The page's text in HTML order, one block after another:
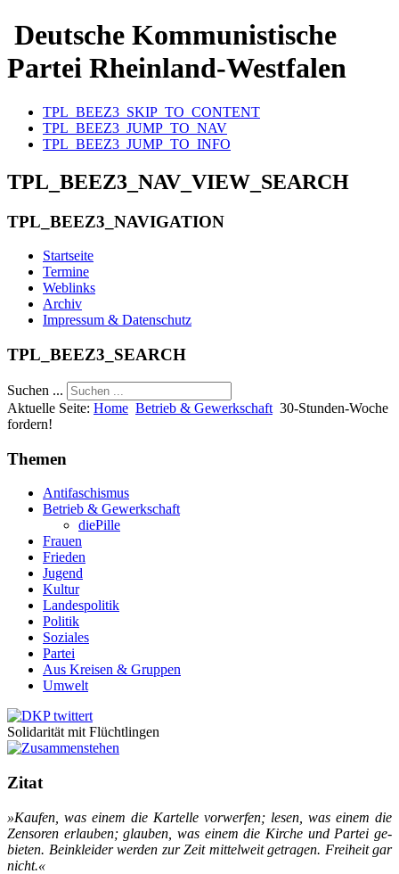
Deutsche Kommunistische
Partei Rheinland-Westfalen
TPL_BEEZ3_SKIP_TO_CONTENT
TPL_BEEZ3_JUMP_TO_NAV
TPL_BEEZ3_JUMP_TO_INFO
TPL_BEEZ3_NAV_VIEW_SEARCH
TPL_BEEZ3_NAVIGATION
Startseite
Termine
Weblinks
Archiv
Impressum & Datenschutz
TPL_BEEZ3_SEARCH
Suchen ...
Aktuelle Seite: Home Betrieb & Gewerkschaft 30-Stunden-Woche
fordern!
Themen
Antifaschismus
Betrieb & Gewerkschaft
diePille
Frauen
Frieden
Jugend
Kultur
Landespolitik
Politik
Soziales
Partei
Aus Kreisen & Gruppen
Umwelt
Solidarität mit Flüchtlingen
Zitat
»Kau­fen, was ei­nem die Kar­tel­le vor­wer­fen; le­sen, was ei­nem die
Zen­so­ren er­lau­ben; glau­ben, was ei­nem die Kir­che und Par­tei ge­
bie­ten. Bein­klei­der wer­den zur Zeit mit­tel­weit ge­tra­gen. Frei­heit gar
nicht.«